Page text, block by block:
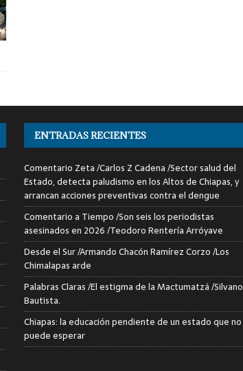
ENTRADAS RECIENTES
Comentario Zeta /Carlos Z Cadena /Sector salud del
Estado, detecta paludismo en los Altos de Chiapas, y
arrancan acciones preventivas contra el dengue
Comentario a Tiempo /Son seis los periodistas
asesinados en 2026 /Teodoro Rentería Arróyave
Desde el Sur /Armando Chacón Ramírez Corzo /Los
Chimalapas arde
Palabras Claras /El estigma de la Mactumatzá /Silvano
Bautista.
Chiapas: la educación pendiente de un estado que no
puede esperar